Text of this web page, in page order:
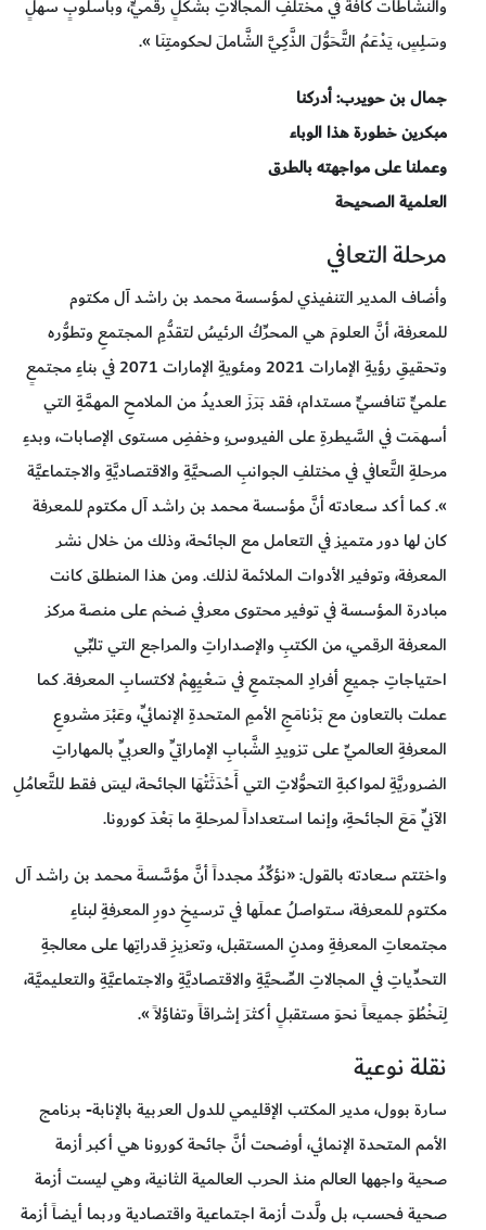
والنشاطات كافَّةً في مختلفِ المجالاتِ بشكلٍ رقميٍّ، وبأسلوبٍ سهلٍ
وسَلِسٍ، يَدْعَمُ التَّحَوُّلَ الذَّكِيَّ الشَّاملَ لحكومتِنَا ».
جمال بن حويرب: أدركنا
مبكرين خطورة هذا الوباء
وعملنا على مواجهته بالطرق
العلمية الصحيحة
مرحلة التعافي
وأضاف المدير التنفيذي لمؤسسة محمد بن راشد آل مكتوم
للمعرفة، أنَّ العلومَ هي المحرِّكُ الرئيسُ لتقدُّمِ المجتمعِ وتطوُّره
وتحقيقِ رؤيةِ الإمارات 2021 ومئويةِ الإمارات 2071 في بناءِ مجتمعٍ
علميٍّ تنافسيٍّ مستدام، فقد بَرَزَ العديدُ من الملامحِ المهمَّةِ التي
أسهمَت في السَّيطرةِ على الفيروس،ِ وخفضِ مستوى الإصابات، وبدءِ
مرحلةِ التَّعافي في مختلفِ الجوانبِ الصحيَّةِ والاقتصاديَّةِ والاجتماعيَّة
». كما أكد سعادته أنَّ مؤسسة محمد بن راشد آل مكتوم للمعرفة
كان لها دور متميز في التعامل مع الجائحة، وذلك من خلال نشر
المعرفة، وتوفير الأدوات الملائمة لذلك. ومن هذا المنطلق كانت
مبادرة المؤسسة في توفير محتوى معرفي ضخم على منصة مركز
المعرفة الرقمي، من الكتبِ والإصداراتِ والمراجع التي تلبِّي
احتياجاتِ جميعِ أفرادِ المجتمعِ في سَعْيِهِمْ لاكتسابِ المعرفة. كما
عملت بالتعاون مع بَرْنامَجِ الأممِ المتحدةِ الإنمائيِّ، وعَبْرَ مشروعِ
المعرفةِ العالميِّ على تزويدِ الشَّبابِ الإماراتيِّ والعربيِّ بالمهاراتِ
الضروريَّةِ لمواكبةِ التحوُّلاتِ التي أَحْدَثَتْهَا الجائحة، ليسَ فقط للتَّعامُلِ
الآنيِّ مَعَ الجائحةِ، وإنما استعداداً لمرحلةِ ما بَعْدَ كورونا.
واختتم سعادته بالقول: «نؤكِّدُ مجدداً أنَّ مؤسَّسةَ محمد بن راشد آل
مكتوم للمعرفة، ستواصلُ عملَها في ترسيخِ دورِ المعرفةِ لبناءِ
مجتمعاتِ المعرفةِ ومدنِ المستقبل، وتعزيزِ قدراتِها على معالجةِ
التحدِّياتِ في المجالاتِ الصِّحيَّةِ والاقتصاديَّةِ والاجتماعيَّةِ والتعليميَّة،
لِنَخْطُوَ جميعاً نحوَ مستقبلٍ أكثرَ إشراقاً وتفاؤلاً ».
نقلة نوعية
سارة بوول، مدير المكتب الإقليمي للدول العربية بالإنابة- برنامج
الأمم المتحدة الإنمائي، أوضحت أنَّ جائحة كورونا هي أكبر أزمة
صحية واجهها العالم منذ الحرب العالمية الثانية، وهي ليست أزمة
صحية فحسب، بل ولَّدت أزمة اجتماعية واقتصادية وربما أيضاً أزمة